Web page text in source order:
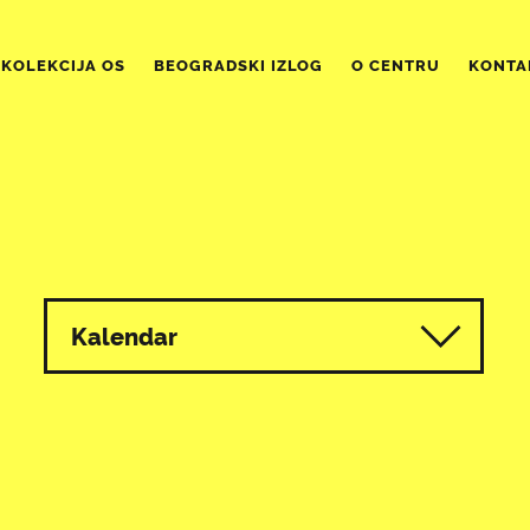
KOLEKCIJA OS BEOGRADSKI IZLOG O CENTRU
Kalendar